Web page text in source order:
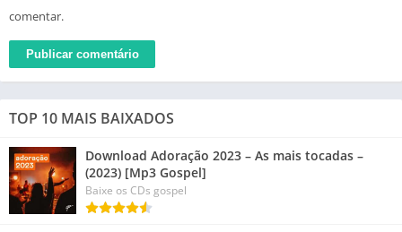
comentar.
TOP 10 MAIS BAIXADOS
Download Adoração 2023 – As mais tocadas –
(2023) [Mp3 Gospel]
Baixe os CDs gospel